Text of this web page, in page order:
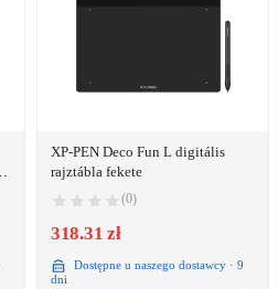
XP-PEN Deco Fun L digitális
rajztábla fekete
(0)
318.31 zł
Dostępne u naszego dostawcy · 9
dni